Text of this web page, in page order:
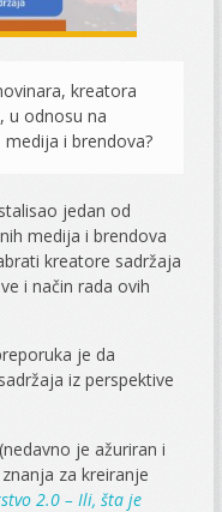
kreatora
u odnosu na
i brendova?
jedan od
medija i brendova
kreatore sadržaja
i način rada ovih
je da
iz perspektive
je ažuriran i
za kreiranje
2.0 – Ili, šta je